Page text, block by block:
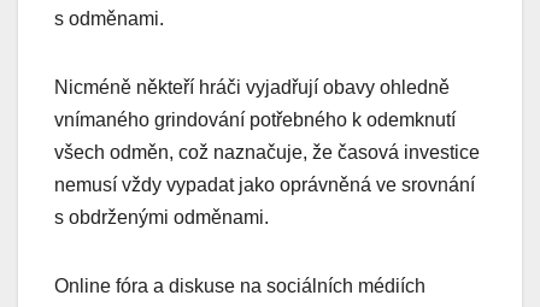
s odměnami.
Nicméně někteří hráči vyjadřují obavy ohledně
vnímaného grindování potřebného k odemknutí
všech odměn, což naznačuje, že časová investice
nemusí vždy vypadat jako oprávněná ve srovnání
s obdrženými odměnami.
Online fóra a diskuse na sociálních médiích